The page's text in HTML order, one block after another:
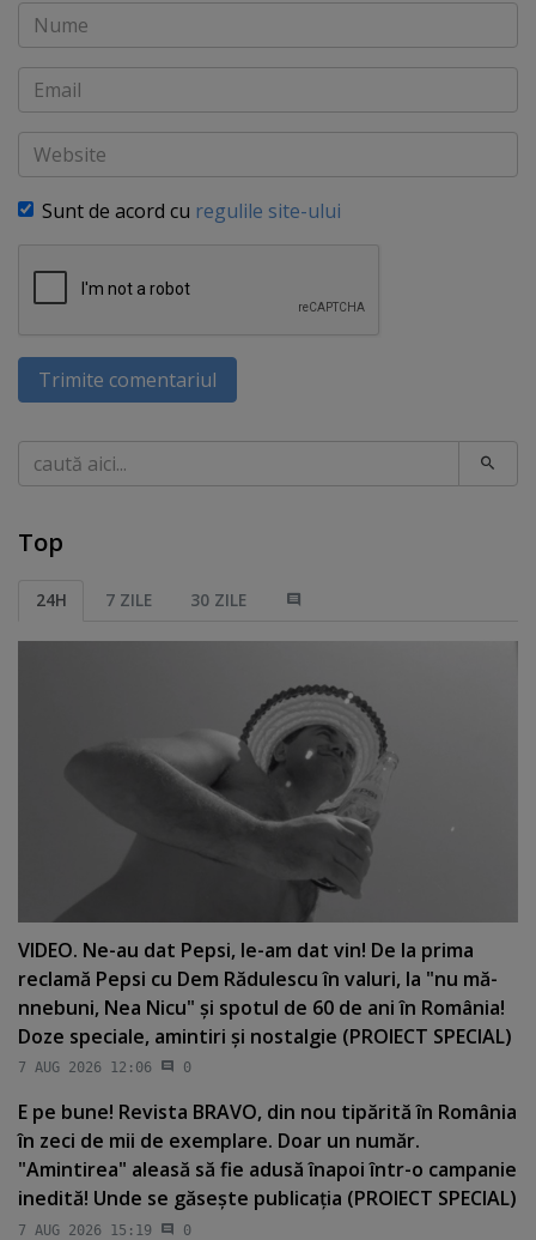
Nume
Email
Website
Sunt de acord cu regulile site-ului
Trimite comentariul
Caută
Top
24H 7 ZILE 30 ZILE
VIDEO. Ne-au dat Pepsi, le-am dat vin! De la prima
reclamă Pepsi cu Dem Rădulescu în valuri, la "nu mă-
nnebuni, Nea Nicu" şi spotul de 60 de ani în România!
Doze speciale, amintiri şi nostalgie (PROIECT SPECIAL)
7 AUG 2026 12:06 0
E pe bune! Revista BRAVO, din nou tipărită în România
în zeci de mii de exemplare. Doar un număr.
"Amintirea" aleasă să fie adusă înapoi într-o campanie
inedită! Unde se găseşte publicaţia (PROIECT SPECIAL)
7 AUG 2026 15:19 0